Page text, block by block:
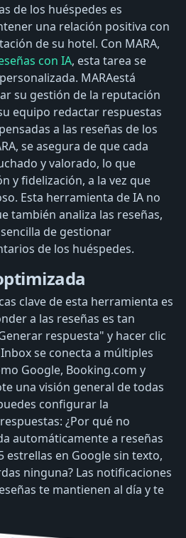
de los huéspedes es
una relación positiva con
de su hotel. Con MARA,
con IA, esta tarea se
MARAestá
su gestión de la reputación
equipo redactar respuestas
a las reseñas de los
se asegura de que cada
y valorado, lo que
y fidelización, a la vez que
Esta herramienta de IA no
también analiza las reseñas,
de gestionar
de los huéspedes.
clave de esta herramienta es
a las reseñas es tan
respuesta" y hacer clic
se conecta a múltiples
Google, Booking.com y
una visión general de todas
configurar la
¿Por qué no
automáticamente a reseñas
estrellas en Google sin texto,
ninguna? Las notificaciones
te mantienen al día y te